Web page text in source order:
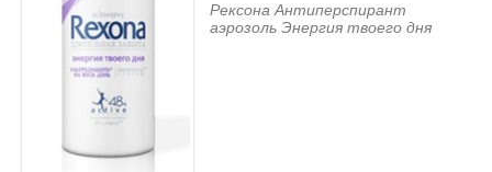
Рексона Антиперспирант
аэрозоль Энергия твоего дня